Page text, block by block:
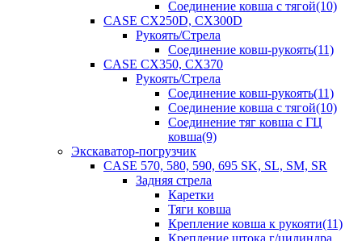
Соединение ковша с тягой(10)
CASE CX250D, CX300D
Рукоять/Стрела
Соединение ковш-рукоять(11)
CASE CX350, CX370
Рукоять/Стрела
Соединение ковш-рукоять(11)
Соединение ковша с тягой(10)
Соединение тяг ковша с ГЦ
ковша(9)
Экскаватор-погрузчик
CASE 570, 580, 590, 695 SK, SL, SM, SR
Задняя стрела
Каретки
Тяги ковша
Крепление ковша к рукояти(11)
Крепление штока г/цилиндра